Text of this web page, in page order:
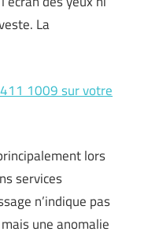
La
1009 sur votre
lors
services
n’indique pas
une anomalie